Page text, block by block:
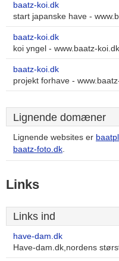
baatz-koi.dk
start japanske have -
baatz-koi.dk
koi yngel - www.baatz-koi.dk
baatz-koi.dk
projekt forhave -
Lignende domæner
Lignende websites er
baatz-foto.dk.
Links
Links ind
have-dam.dk
Have-dam.dk,nordens